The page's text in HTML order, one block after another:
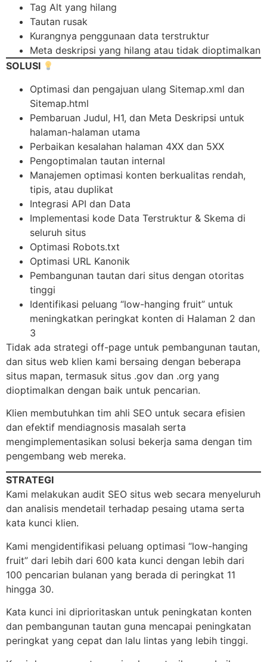
Tag Alt yang hilang
Tautan rusak
Kurangnya penggunaan data terstruktur
Meta deskripsi yang hilang atau tidak dioptimalkan
SOLUSI
Optimasi dan pengajuan ulang Sitemap.xml dan
Sitemap.html
Pembaruan Judul, H1, dan Meta Deskripsi untuk
halaman-halaman utama
Perbaikan kesalahan halaman 4XX dan 5XX
Pengoptimalan tautan internal
Manajemen optimasi konten berkualitas rendah,
tipis, atau duplikat
Integrasi API dan Data
Implementasi kode Data Terstruktur & Skema di
seluruh situs
Optimasi Robots.txt
Optimasi URL Kanonik
Pembangunan tautan dari situs dengan otoritas
tinggi
Identifikasi peluang “low-hanging fruit” untuk
meningkatkan peringkat konten di Halaman 2 dan
3
Tidak ada strategi off-page untuk pembangunan tautan,
dan situs web klien kami bersaing dengan beberapa
situs mapan, termasuk situs .gov dan .org yang
dioptimalkan dengan baik untuk pencarian.
Klien membutuhkan tim ahli SEO untuk secara efisien
dan efektif mendiagnosis masalah serta
mengimplementasikan solusi bekerja sama dengan tim
pengembang web mereka.
STRATEGI
Kami melakukan audit SEO situs web secara menyeluruh
dan analisis mendetail terhadap pesaing utama serta
kata kunci klien.
Kami mengidentifikasi peluang optimasi “low-hanging
fruit” dari lebih dari 600 kata kunci dengan lebih dari
100 pencarian bulanan yang berada di peringkat 11
hingga 30.
Kata kunci ini diprioritaskan untuk peningkatan konten
dan pembangunan tautan guna mencapai peningkatan
peringkat yang cepat dan lalu lintas yang lebih tinggi.